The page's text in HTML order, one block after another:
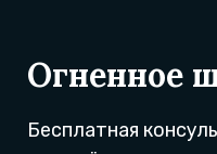
Огненное
Бесплатная